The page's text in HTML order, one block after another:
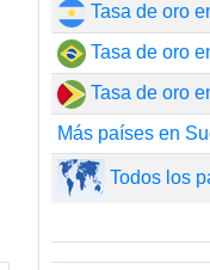
Tasa de oro
Tasa de oro
Tasa de oro
Más países en
Todos los